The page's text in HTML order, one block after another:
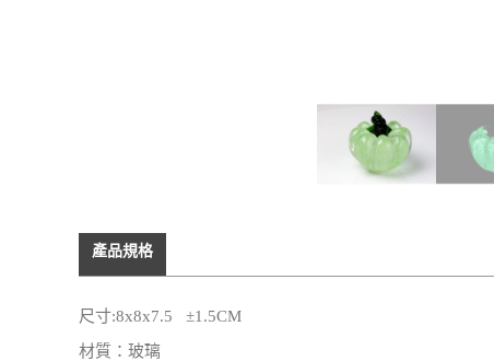
產品規格
尺寸:8x8x7.5 ±1.5CM
材質：玻璃